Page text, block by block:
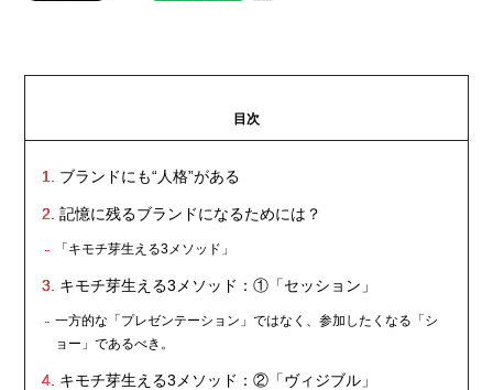
目次
ブランドにも“人格”がある
記憶に残るブランドになるためには？
「キモチ芽生える3メソッド」
キモチ芽生える3メソッド：①「セッション」
一方的な「プレゼンテーション」ではなく、参加したくなる「シ
ョー」であるべき。
キモチ芽生える3メソッド：②「ヴィジブル」